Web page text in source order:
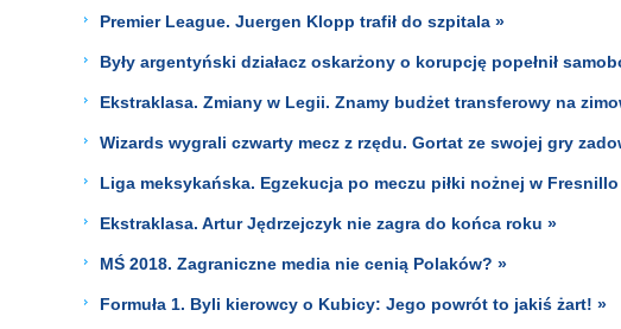
Premier League. Juergen Klopp trafił do szpitala »
Były argentyński działacz oskarżony o korupcję popełnił
Ekstraklasa. Zmiany w Legii. Znamy budżet transferowy na
Wizards wygrali czwarty mecz z rzędu. Gortat ze swojej gry
Liga meksykańska. Egzekucja po meczu piłki nożnej w Fresnillo
Ekstraklasa. Artur Jędrzejczyk nie zagra do końca roku »
MŚ 2018. Zagraniczne media nie cenią Polaków? »
Formuła 1. Byli kierowcy o Kubicy: Jego powrót to jakiś żart! »